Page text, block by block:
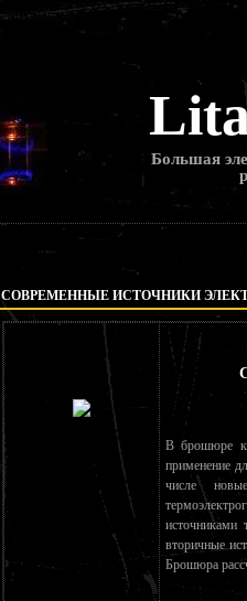
Большая
СОВРЕМЕННЫЕ ИСТОЧНИКИ
В брошюре
применение
числе
источниками
вторичные
Брошюра